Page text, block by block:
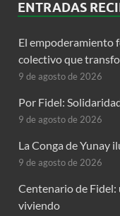
ENTRADAS
El empoderamiento
colectivo que
9 de agosto de 2026
Por Fidel:
9 de agosto de 2026
La Conga de Yunay
9 de agosto de 2026
Centenario de Fidel:
viviendo